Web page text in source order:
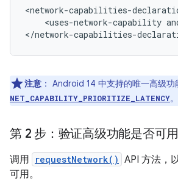
<network-capabilities-
<uses-network-capability
注意 ： Android 14 中支持的唯一高级功
NET_CAPABILITY_PRIORITIZE_LATENCY。
第 2 步：验证高级功能是否可用
调用 requestNetwork() API 方法，
可用。